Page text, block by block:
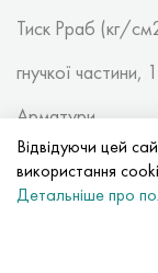
Тиск Рраб (кг/
гнучкої частини,
Арматури
(2фланця), кг:
Відвідуючи цей
використання
Детальніше про